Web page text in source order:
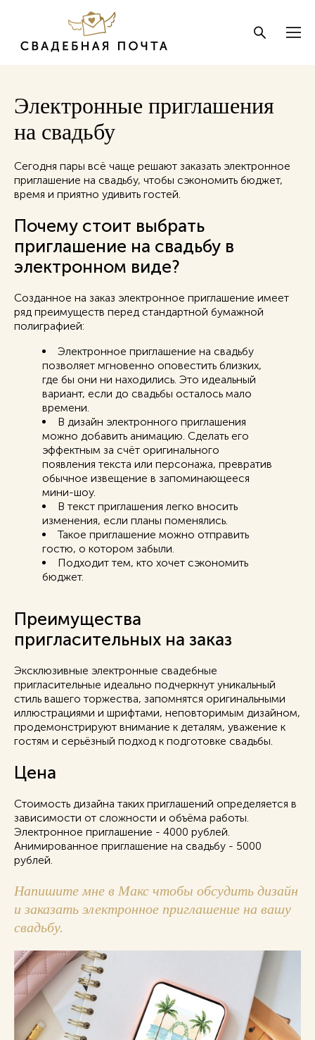
Электронные приглашения
на свадьбу
Сегодня пары всё чаще решают заказать электронное
приглашение на свадьбу, чтобы сэкономить бюджет,
время и приятно удивить гостей.
Почему стоит выбрать
приглашение на свадьбу в
электронном виде?
Созданное на заказ электронное приглашение имеет
ряд преимуществ перед стандартной бумажной
полиграфией:
Электронное приглашение на свадьбу
позволяет мгновенно оповестить близких,
где бы они ни находились. Это идеальный
вариант, если до свадьбы осталось мало
времени.
В дизайн электронного приглашения
можно добавить анимацию. Сделать его
эффектным за счёт оригинального
появления текста или персонажа, превратив
обычное извещение в запоминающееся
мини-шоу.
В текст приглашения легко вносить
изменения, если планы поменялись.
Такое приглашение можно отправить
гостю, о котором забыли.
Подходит тем, кто хочет сэкономить
бюджет.
Преимущества
пригласительных на заказ
Эксклюзивные электронные свадебные
пригласительные идеально подчеркнут уникальный
стиль вашего торжества, запомнятся оригинальными
иллюстрациями и шрифтами, неповторимым дизайном,
продемонстрируют внимание к деталям, уважение к
гостям и серьёзный подход к подготовке свадьбы.
Цена
Стоимость дизайна таких приглашений определяется в
зависимости от сложности и объёма работы.
Электронное приглашение - 4000 рублей.
Анимированное приглашение на свадьбу - 5000
рублей.
Напишите мне в Макс чтобы обсудить дизайн
и заказать электронное приглашение на вашу
свадьбу.